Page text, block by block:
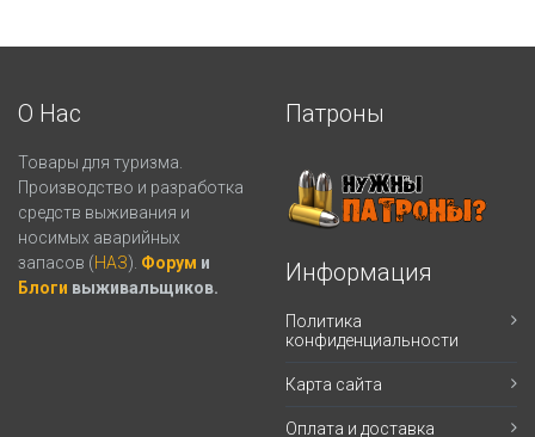
О Нас
Товары для туризма.
Производство и разработка
средств выживания и
носимых аварийных
запасов (НАЗ). Форум и
Блоги выживальщиков.
Патроны
Информация
Политика
конфиденциальности
Карта сайта
Оплата и доставка